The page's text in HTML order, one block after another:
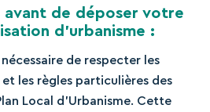
avant de déposer votre
d’urbanisme :
de respecter les
les règles particulières des
Local d’Urbanisme. Cette